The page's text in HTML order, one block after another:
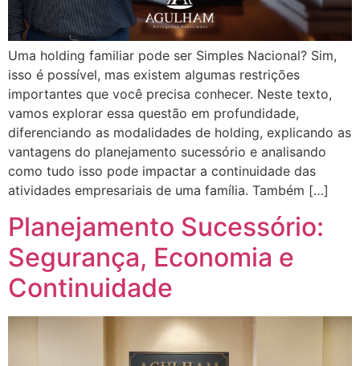
Uma holding familiar pode ser Simples Nacional? Sim,
isso é possível, mas existem algumas restrições
importantes que você precisa conhecer. Neste texto,
vamos explorar essa questão em profundidade,
diferenciando as modalidades de holding, explicando as
vantagens do planejamento sucessório e analisando
como tudo isso pode impactar a continuidade das
atividades empresariais de uma família. Também […]
Planejamento Sucessório:
Segurança, Economia e
Continuidade